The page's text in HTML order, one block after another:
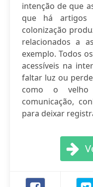
intenção de que
que há artigos
colonização
relacionados a
exemplo. Todos
acessíveis na
faltar luz ou
como o
comunicação,
para deixar